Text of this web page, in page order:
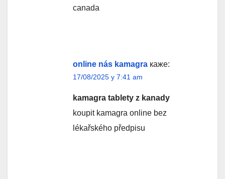
canada
online nás kamagra каже:
17/08/2025 у 7:41 am
kamagra tablety z kanady
koupit kamagra online bez
lékařského předpisu